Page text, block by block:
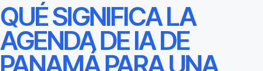
QUÉ SIGNIFICA LA
AGENDA DE IA DE
PANAMÁ PARA UNA